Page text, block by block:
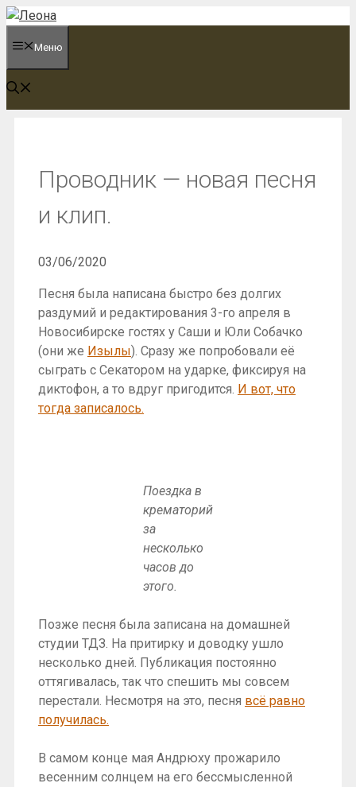
Перейти
содержимому
Меню
Проводник — новая песня
и клип.
03/06/2020
Песня была написана быстро без долгих
раздумий и редактирования 3-го апреля в
Новосибирске гостях у Саши и Юли Собачко
(они же Изылы). Сразу же попробовали её
сыграть с Секатором на ударке, фиксируя на
диктофон, а то вдруг пригодится. И вот, что
тогда записалось.
Поездка в
крематорий
за
несколько
часов до
этого.
Позже песня была записана на домашней
студии ТДЗ. На притирку и доводку ушло
несколько дней. Публикация постоянно
оттягивалась, так что спешить мы совсем
перестали. Несмотря на это, песня всё равно
получилась.
В самом конце мая Андрюху прожарило
весенним солнцем на его бессмысленной